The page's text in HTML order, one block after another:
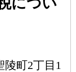
町2丁目1